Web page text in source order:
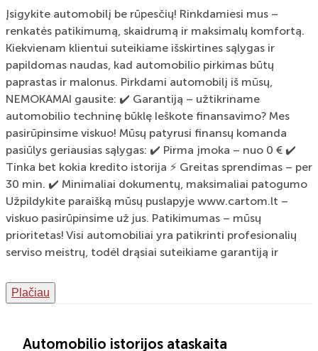
Įsigykite automobilį be rūpesčių! Rinkdamiesi mus –
renkatės patikimumą, skaidrumą ir maksimalų komfortą.
Kiekvienam klientui suteikiame išskirtines sąlygas ir
papildomas naudas, kad automobilio pirkimas būtų
paprastas ir malonus. Pirkdami automobilį iš mūsų,
NEMOKAMAI gausite: ✔️ Garantiją – užtikriname
automobilio techninę būklę Ieškote finansavimo? Mes
pasirūpinsime viskuo! Mūsų patyrusi finansų komanda
pasiūlys geriausias sąlygas: ✔️ Pirma įmoka – nuo 0 € ✔️
Tinka bet kokia kredito istorija ⚡ Greitas sprendimas – per
30 min. ✔️ Minimaliai dokumentų, maksimaliai patogumo
Užpildykite paraišką mūsų puslapyje www.cartom.lt –
viskuo pasirūpinsime už jus. Patikimumas – mūsų
prioritetas! Visi automobiliai yra patikrinti profesionalių
serviso meistrų, todėl drąsiai suteikiame garantiją ir
apžiūrėti automobilį gyvai! • Vilnius, Gariūnų g. 49,
aikštelės Nr. 419–420 • Darbo laikas: • I–V: 08:00–18:00 •
automobilį, kuris atitiks jūsų poreikius ir lūkesčius! ✨
Plačiau
Automobilio istorijos ataskaita